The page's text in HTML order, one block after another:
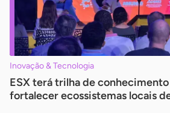
Inovação & Tecnologia
ESX terá trilha de
fortalecer ecossistemas locais